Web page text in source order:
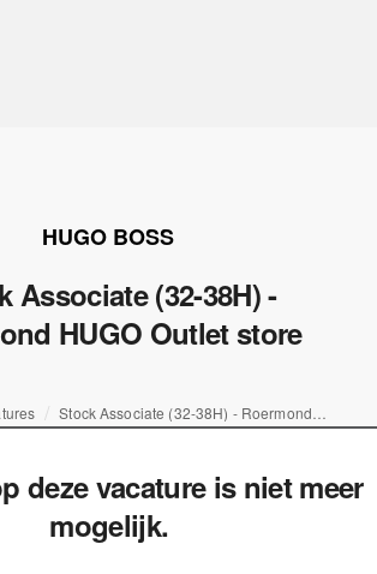
HUGO BOSS
Associate (32-38H) -
HUGO Outlet store
deze vacature is niet meer
mogelijk.